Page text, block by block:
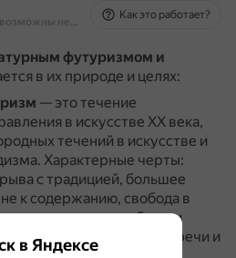
На основе источников, возможны неточности
Как это работает?
футуризмом и
в их природе и целях:
— это течение
в искусстве XX века,
течений в искусстве и
Характерные черты:
с традицией, большее
к содержанию, свобода в
эксперименты в области
новой поэтической речи и
в Яндексе